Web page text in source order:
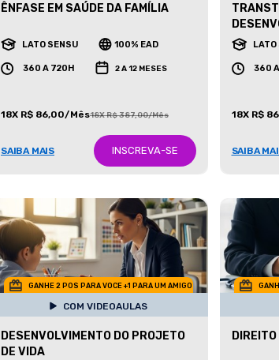
ÊNFASE EM SAÚDE DA FAMÍLIA
LATO SENSU 100% EAD
360 A 720H 2 A 12 MESES
18X R$ 86,00/Mês18X R$ 387,00/Mês
SAIBA MAIS INSCREVA-SE
LATO
360
18X R$
SAIBA
GANHE 2 POS PARA VOCE +1 PARA UM AMIGO
COM VIDEOAULAS
DESENVOLVIMENTO DO PROJETO
DE VIDA